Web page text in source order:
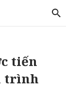
tiến
trình